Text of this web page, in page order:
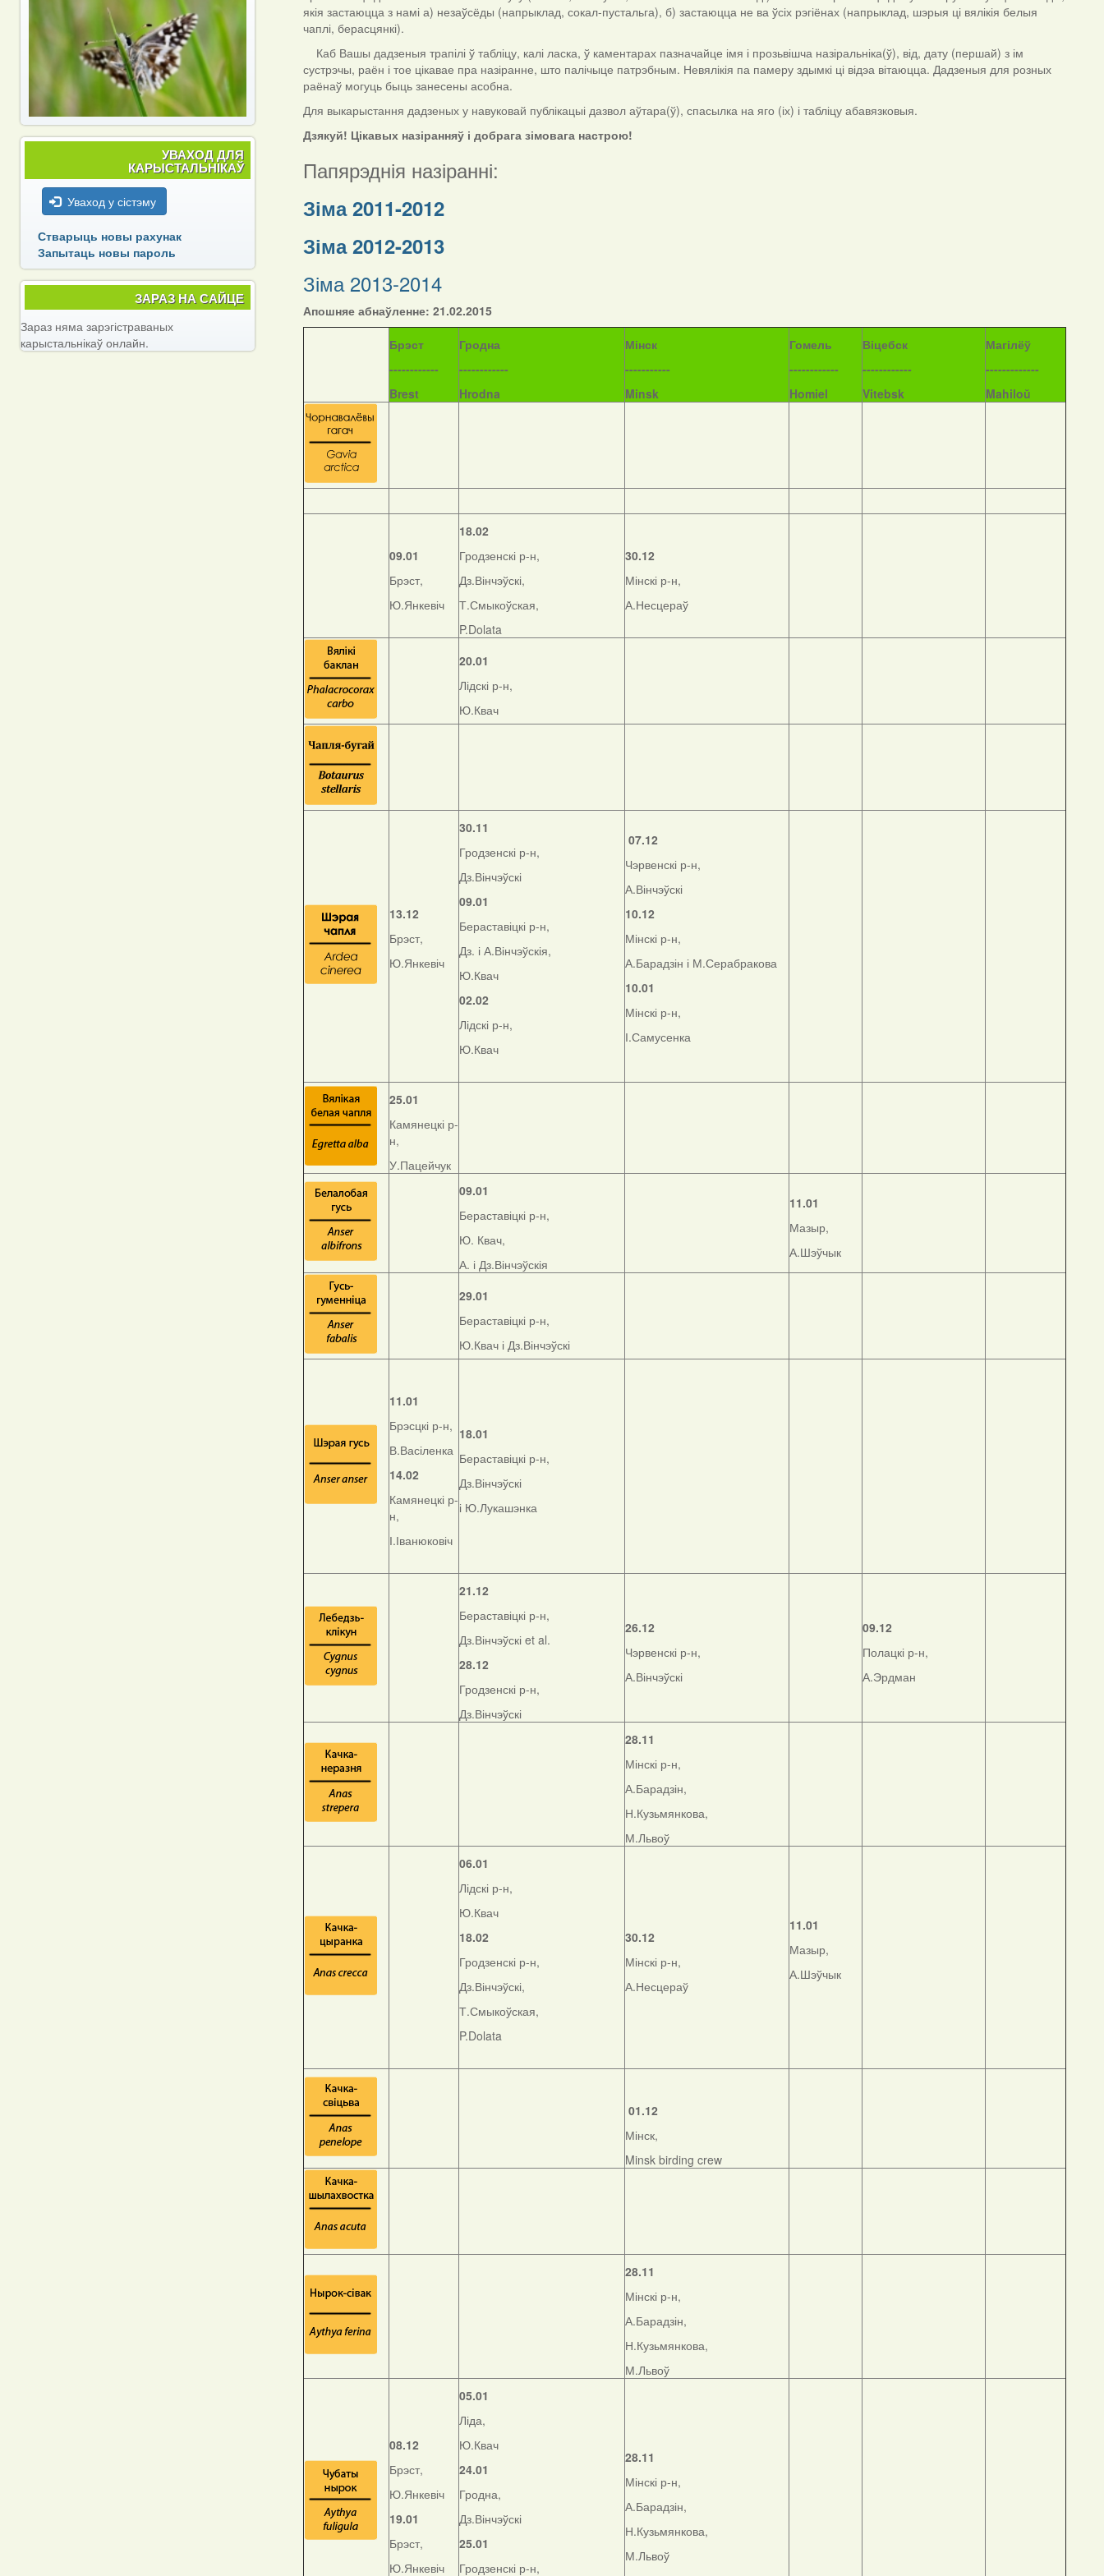
якія застаюцца з намі а) незаўсёды (напрыклад, сокал-пустальга), б) застаюцца не ва ўсіх рэгіёнах (напрыклад, шэрыя ці вялікія белыя
чаплі, берасцянкі).
Каб Вашы дадзеныя трапілі ў табліцу, калі ласка, ў каментарах пазначайце імя і прозьвішча назіральніка(ў), від, дату (першай) з ім
сустрэчы, раён і тое цікавае пра назіранне, што палічыце патрэбным. Невялікія па памеру здымкі ці відэа вітаюцца. Дадзеныя для розных
раёнаў могуць быць занесены асобна.
Для выкарыстання дадзеных у навуковай публікацыі дазвол аўтара(ў), спасылка на яго (іх) і табліцу абавязковыя.
Дзякуй! Цікавых назіранняў і добрага зімовага настрою!
Папярэднія назіранні:
Зіма 2011-2012
Зіма 2012-2013
Зіма 2013-2014
Апошняе абнаўленне: 21.02.2015
Брэст
------------
Brest
Гродна
------------
Hrodna
Мінск
-----------
Minsk
Гомель
------------
Homiel
Віцебск
------------
Vitebsk
Магілёў
-------------
Mahiloŭ
09.01
Брэст,
Ю.Янкевіч
18.02
Гродзенскі р-н,
Дз.Вінчэўскі,
Т.Смыкоўская,
P.Dolata
30.12
Мінскі р-н,
А.Несцераў
20.01
Лідскі р-н,
Ю.Квач
13.12
Брэст,
Ю.Янкевіч
30.11
Гродзенскі р-н,
Дз.Вінчэўскі
09.01
Бераставіцкі р-н,
Дз. і А.Вінчэўскія,
Ю.Квач
02.02
Лідскі р-н,
Ю.Квач
07.12
Чэрвенскі р-н,
А.Вінчэўскі
10.12
Мінскі р-н,
А.Барадзін і М.Серабракова
10.01
Мінскі р-н,
І.Самусенка
25.01
Камянецкі р-
н,
У.Пацейчук
09.01
Бераставіцкі р-н,
Ю. Квач,
А. і Дз.Вінчэўскія
11.01
Мазыр,
А.Шэўчык
29.01
Бераставіцкі р-н,
Ю.Квач і Дз.Вінчэўскі
11.01
Брэсцкі р-н,
В.Васіленка
14.02
Камянецкі р-
н,
І.Іванюковіч
18.01
Бераставіцкі р-н,
Дз.Вінчэўскі
і Ю.Лукашэнка
21.12
Бераставіцкі р-н,
Дз.Вінчэўскі et al.
28.12
Гродзенскі р-н,
Дз.Вінчэўскі
26.12
Чэрвенскі р-н,
А.Вінчэўскі
09.12
Полацкі р-н,
А.Эрдман
28.11
Мінскі р-н,
А.Барадзін,
Н.Кузьмянкова,
М.Львоў
06.01
Лідскі р-н,
Ю.Квач
18.02
Гродзенскі р-н,
Дз.Вінчэўскі,
Т.Смыкоўская,
P.Dolata
30.12
Мінскі р-н,
А.Несцераў
11.01
Мазыр,
А.Шэўчык
01.12
Мінск,
Minsk birding crew
28.11
Мінскі р-н,
А.Барадзін,
Н.Кузьмянкова,
М.Львоў
08.12
Брэст,
Ю.Янкевіч
19.01
Брэст,
Ю.Янкевіч
05.01
Ліда,
Ю.Квач
24.01
Гродна,
Дз.Вінчэўскі
25.01
Гродзенскі р-н,
28.11
Мінскі р-н,
А.Барадзін,
Н.Кузьмянкова,
М.Львоў
УВАХОД ДЛЯ
КАРЫСТАЛЬНІКАЎ
Уваход у сістэму
Стварыць новы рахунак
Запытаць новы пароль
ЗАРАЗ НА САЙЦЕ
Зараз няма зарэгістраваных
карыстальнікаў онлайн.